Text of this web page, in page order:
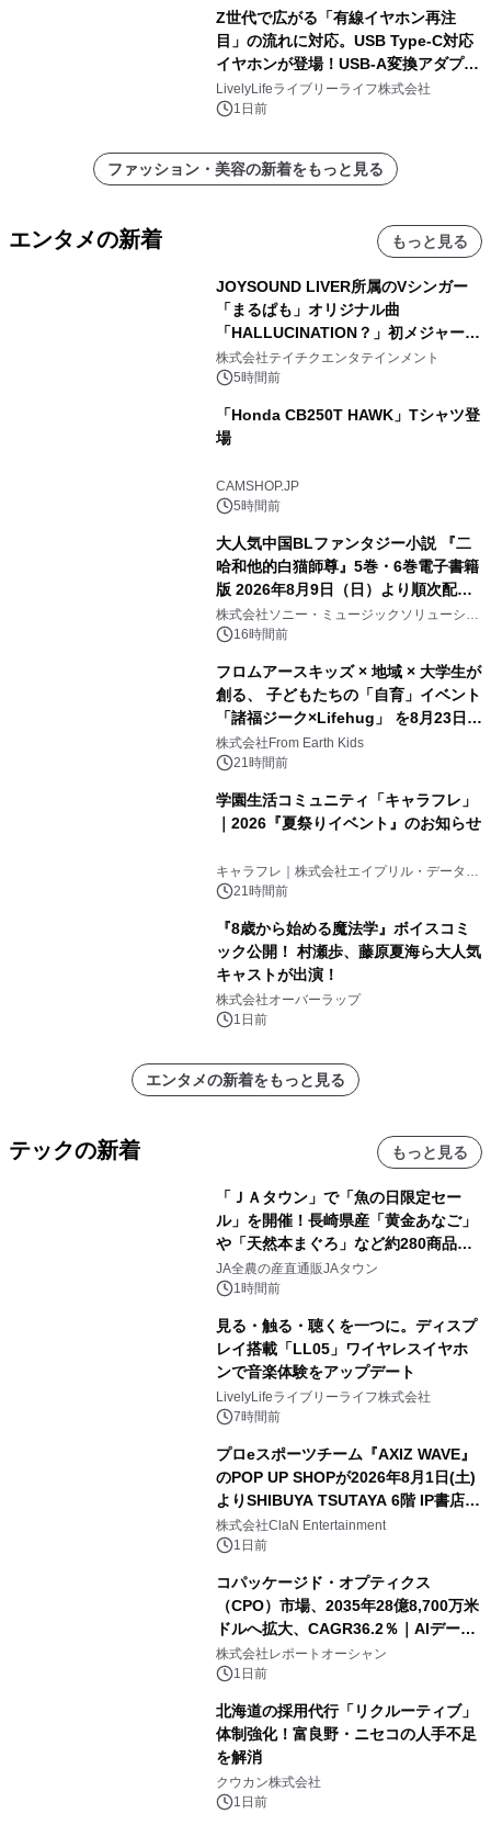
Z世代で広がる「有線イヤホン再注
目」の流れに対応。USB Type-C対応
イヤホンが登場！USB-A変換アダプタ
ー付きでスマホからパソコンまで幅広
く活用可能
LivelyLifeライブリーライフ株式会社
1日前
ファッション・美容の新着をもっと見る
エンタメの新着 もっと見る
JOYSOUND LIVER所属のVシンガー
「まるぱも」オリジナル曲
「HALLUCINATION？」初メジャー配
信リリース決定！
株式会社テイチクエンタテインメント
5時間前
「Honda CB250T HAWK」Tシャツ登
場
CAMSHOP.JP
5時間前
大人気中国BLファンタジー小説 『二
哈和他的白猫師尊』5巻・6巻電子書籍
版 2026年8月9日（日）より順次配信
開始
株式会社ソニー・ミュージックソリューショ
ンズ16時間前
フロムアースキッズ × 地域 × 大学生が
創る、 子どもたちの「自育」イベント
「諸福ジーク×Lifehug」 を8月23日
(日)開催
株式会社From Earth Kids
21時間前
学園生活コミュニティ「キャラフレ」
｜2026『夏祭りイベント』のお知らせ
キャラフレ｜株式会社エイプリル・データ・
デザインズ
21時間前
『8歳から始める魔法学』ボイスコミ
ック公開！ 村瀬歩、藤原夏海ら大人気
キャストが出演！
株式会社オーバーラップ
1日前
エンタメの新着をもっと見る
テックの新着 もっと見る
「ＪＡタウン」で「魚の日限定セー
ル」を開催！長崎県産「黄金あなご」
や「天然本まぐろ」など約280商品を
販売！～毎月１０日の定例企画～
JA全農の産直通販JAタウン
1時間前
見る・触る・聴くを一つに。ディスプ
レイ搭載「LL05」ワイヤレスイヤホ
ンで音楽体験をアップデート
LivelyLifeライブリーライフ株式会社
7時間前
プロeスポーツチーム『AXIZ WAVE』
のPOP UP SHOPが2026年8月1日(土)
よりSHIBUYA TSUTAYA 6階 IP書店で
開催決定！！
株式会社ClaN Entertainment
1日前
コパッケージド・オプティクス
（CPO）市場、2035年28億8,700万米
ドルへ拡大、CAGR36.2％｜AIデータ
センター・高速光通信需要が成長を加
速
株式会社レポートオーシャン
1日前
北海道の採用代行「リクルーティブ」
体制強化！富良野・ニセコの人手不足
を解消
クウカン株式会社
1日前